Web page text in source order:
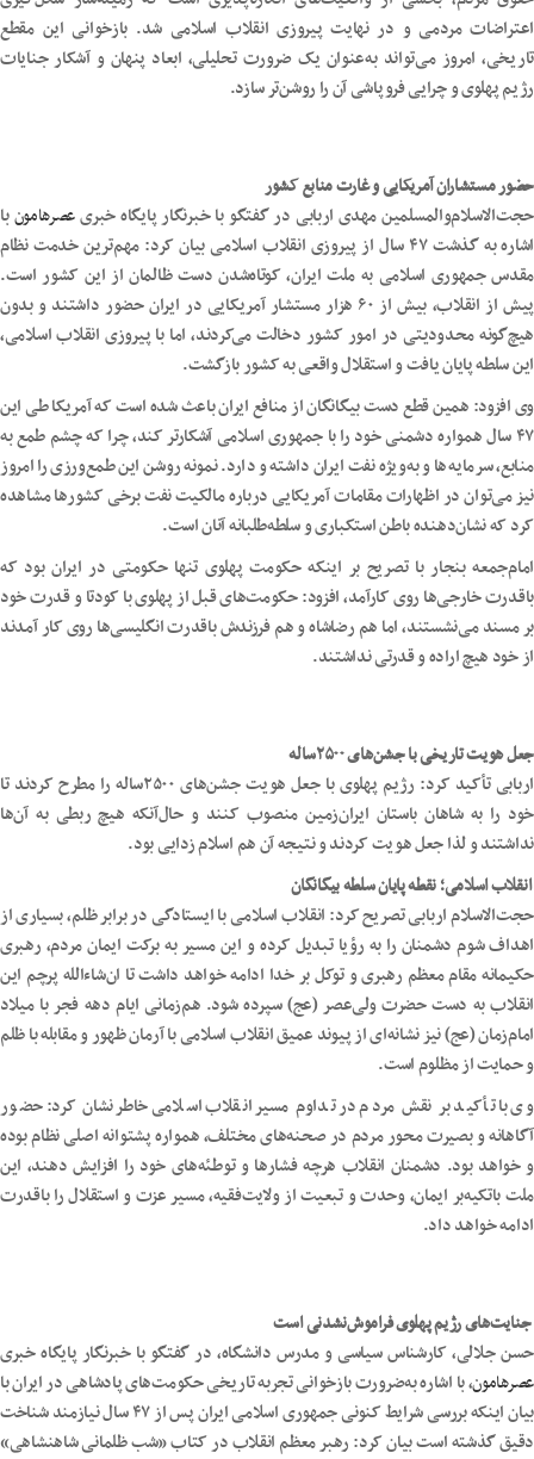
اعتراضات مردمی و در نهایت پیروزی انقلاب اسلامی شد. بازخوانی این مقطع
تاریخی، امروز می‌تواند به‌عنوان یک ضرورت تحلیلی، ابعاد پنهان و آشکار جنایات
رژیم پهلوی و چرایی فروپاشی آن را روشن‌تر سازد.
حضور مستشاران آمریکایی و غارت منابع کشور
حجت‌الاسلام‌والمسلمین مهدی اربابی در گفتگو با خبرنگار پایگاه خبریعصرهامونبا
اشاره به گذشت ۴۷ سال از پیروزی انقلاب اسلامی بیان کرد: مهم‌ترین خدمت نظام
مقدس جمهوری اسلامی به ملت ایران، کوتاه‌شدن دست ظالمان از این کشور است.
پیش از انقلاب، بیش از ۶۰ هزار مستشار آمریکایی در ایران حضور داشتند و بدون
هیچ‌گونه محدودیتی در امور کشور دخالت می‌کردند، اما با پیروزی انقلاب اسلامی،
این سلطه پایان یافت و استقلال واقعی به کشور بازگشت.
وی افزود: همین قطع دست بیگانگان از منافع ایران باعث شده است که آمریکا طی این
۴۷ سال همواره دشمنی خود را با جمهوری اسلامی آشکارتر کند، چرا که چشم طمع به
منابع، سرمایه‌ها و به‌ویژه نفت ایران داشته و دارد. نمونه روشن این طمع‌ورزی را امروز
نیز می‌توان در اظهارات مقامات آمریکایی درباره مالکیت نفت برخی کشورها مشاهده
کرد که نشان‌دهنده باطن استکباری و سلطه‌طلبانه آنان است.
امام‌جمعه بنجار با تصریح بر اینکه حکومت پهلوی تنها حکومتی در ایران بود که
باقدرت خارجی‌ها روی کارآمد، افزود: حکومت‌های قبل از پهلوی با کودتا و قدرت خود
بر مسند می‌نشستند، اما هم رضاشاه و هم فرزندش باقدرت انگلیسی‌ها روی کار آمدند
از خود هیچ اراده و قدرتی نداشتند.
جعل هویت تاریخی با جشن‌های ۲۵۰۰ساله
اربابی تأکید کرد: رژیم پهلوی با جعل هویت جشن‌های ۲۵۰۰ساله را مطرح کردند تا
خود را به شاهان باستان ایران‌زمین منصوب کنند و حال‌آنکه هیچ ربطی به آن‌ها
نداشتند و لذا جعل هویت کردند و نتیجه آن هم اسلام زدایی بود.
انقلاب اسلامی؛ نقطه پایان سلطه بیگانگان
حجت‌الاسلام اربابی تصریح کرد: انقلاب اسلامی با ایستادگی در برابر ظلم، بسیاری از
اهداف شوم دشمنان را به رؤیا تبدیل کرده و این مسیر به برکت ایمان مردم، رهبری
حکیمانه مقام معظم رهبری و توکل بر خدا ادامه خواهد داشت تا ان‌شاءالله پرچم این
انقلاب به دست حضرت ولی‌عصر (عج) سپرده شود. هم‌زمانی ایام دهه فجر با میلاد
امام‌زمان (عج) نیز نشانه‌ای از پیوند عمیق انقلاب اسلامی با آرمان ظهور و مقابله با ظلم
و حمایت از مظلوم است.
وی با تأکید بر نقش مردم در تداوم مسیر انقلاب اسلامی خاطرنشان کرد: حضور
آگاهانه و بصیرت محور مردم در صحنه‌های مختلف، همواره پشتوانه اصلی نظام بوده
و خواهد بود. دشمنان انقلاب هرچه فشارها و توطئه‌های خود را افزایش دهند، این
ملت باتکیه‌بر ایمان، وحدت و تبعیت از ولایت‌فقیه، مسیر عزت و استقلال را باقدرت
ادامه خواهد داد.
جنایت‌های رژیم پهلوی فراموش‌نشدنی است
حسن جلالی، کارشناس سیاسی و مدرس دانشگاه، در گفتگو با خبرنگار پایگاه خبری
عصرهامون، با اشاره به‌ضرورت بازخوانی تجربه تاریخی حکومت‌های پادشاهی در ایران با
بیان اینکه بررسی شرایط کنونی جمهوری اسلامی ایران پس از ۴۷ سال نیازمند شناخت
دقیق گذشته است بیان کرد: رهبر معظم انقلاب در کتاب «شب ظلمانی شاهنشاهی»